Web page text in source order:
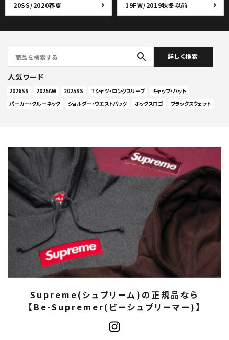
20SS/2020春夏 19FW/2019秋冬以前
search 詳しく検索
人気ワード
2026SS 2025AW 2025SS Tシャツ・ロングスリーブ
キャップ・ハット
パーカー・クルーネック
ショルダー・ウエストバッグ ボックスロゴ ブラックスウェット
Supreme(シュプリーム)の正規品なら
【Be-Supremer(ビーシュプリーマー)】